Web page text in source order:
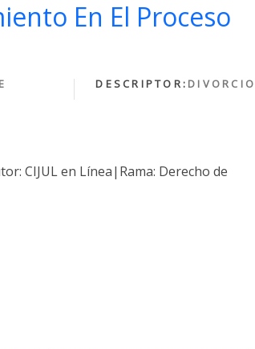
En El Proceso
DESCRIPTOR: DIVORCIO
CIJUL en Línea|Rama: Derecho de